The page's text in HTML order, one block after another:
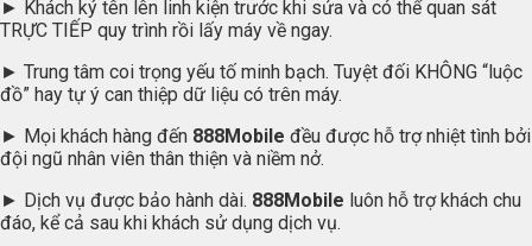
► Khách ký tên lên linh kiện trước khi sửa và có thể quan sát
TRỰC TIẾP quy trình rồi lấy máy về ngay.
► Trung tâm coi trọng yếu tố minh bạch. Tuyệt đối KHÔNG “luộc
đồ” hay tự ý can thiệp dữ liệu có trên máy.
► Mọi khách hàng đến 888Mobile đều được hỗ trợ nhiệt tình bởi
đội ngũ nhân viên thân thiện và niềm nở.
► Dịch vụ được bảo hành dài. 888Mobile luôn hỗ trợ khách chu
đáo, kể cả sau khi khách sử dụng dịch vụ.